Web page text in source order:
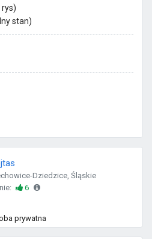
rys)
stan)
Dziedzice, Śląskie
6
prywatna